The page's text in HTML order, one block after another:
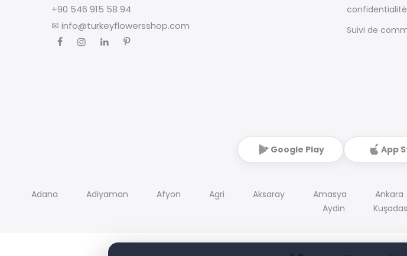
+90 546 915 58 94
✉ info@turkeyflowersshop.com
confidentialité
Suivi de
Google Play App
Adana Adiyaman Afyon Agri Aksaray Amasya Ankara
Aydin